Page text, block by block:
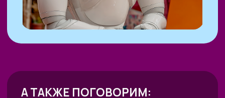
ПРИСОЕДИНИТЬСЯ
СПИКЕР